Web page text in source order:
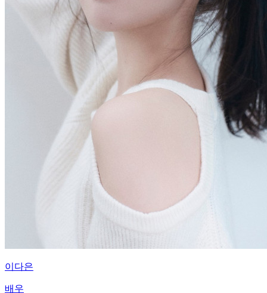
이다은
배우